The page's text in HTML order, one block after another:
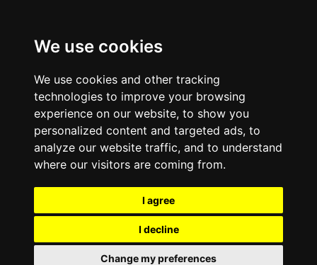
We use cookies
We use cookies and other tracking
technologies to improve your browsing
experience on our website, to show you
personalized content and targeted ads, to
analyze our website traffic, and to understand
where our visitors are coming from.
I agree
I decline
Change my preferences